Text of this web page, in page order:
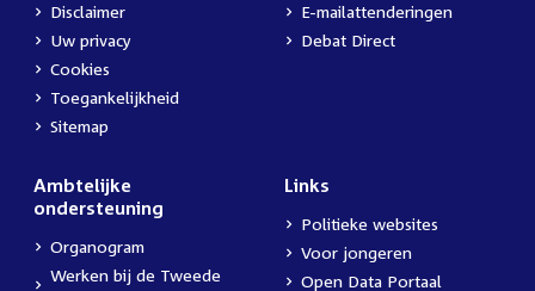
Disclaimer
Uw privacy
Cookies
Toegankelijkheid
Sitemap
E-mailattenderingen
Debat Direct
Ambtelijke
ondersteuning
Organogram
Werken bij de Tweede
Links
Politieke websites
Voor jongeren
Open Data Portaal